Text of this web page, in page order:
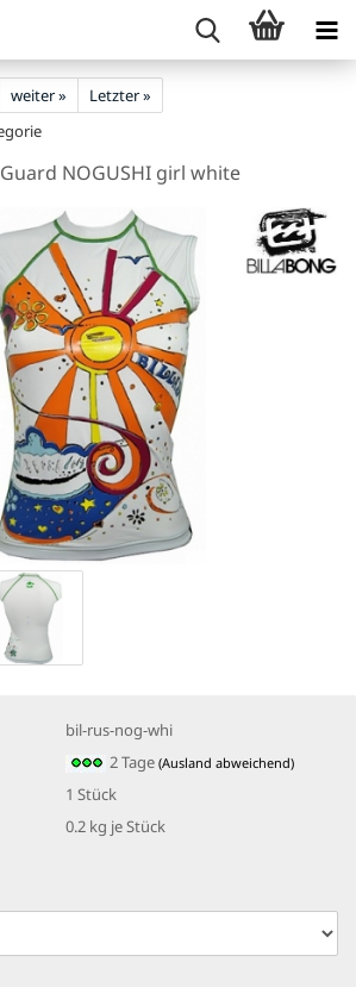
weiter »
Letzter »
NOGUSHI girl white
bil-rus-nog-whi
2 Tage(Ausland abweichend)
1 Stück
0.2 kg je Stück